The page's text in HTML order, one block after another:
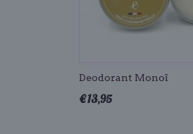
Deodorant Monoï
€ 13,95